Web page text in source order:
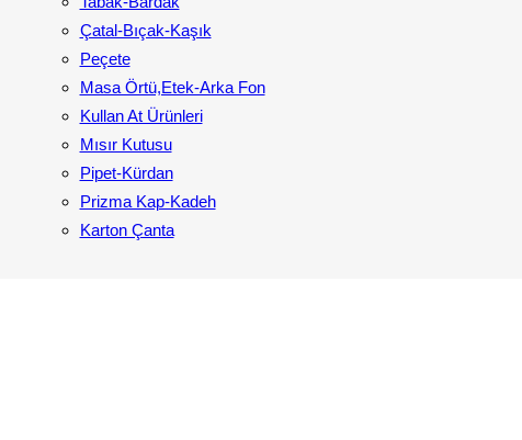
Çatal-Bıçak-Kaşık
Peçete
Masa Örtü,Etek-Arka Fon
Kullan At Ürünleri
Mısır Kutusu
Pipet-Kürdan
Prizma Kap-Kadeh
Karton Çanta